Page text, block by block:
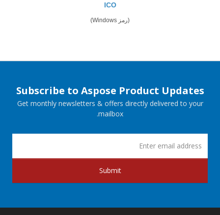
ICO
(رمز Windows)
Subscribe to Aspose Product Updates
Get monthly newsletters & offers directly delivered to your
mailbox.
Submit